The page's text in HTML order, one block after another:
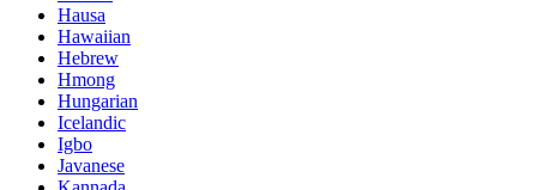
Hausa
Hawaiian
Hebrew
Hmong
Hungarian
Icelandic
Igbo
Javanese